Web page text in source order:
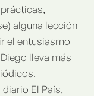
alguna lección
el entusiasmo
lleva más
El País,